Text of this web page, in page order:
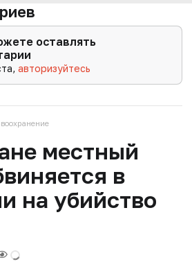
оставлять
авторизуйтесь
местный
в
на убийство